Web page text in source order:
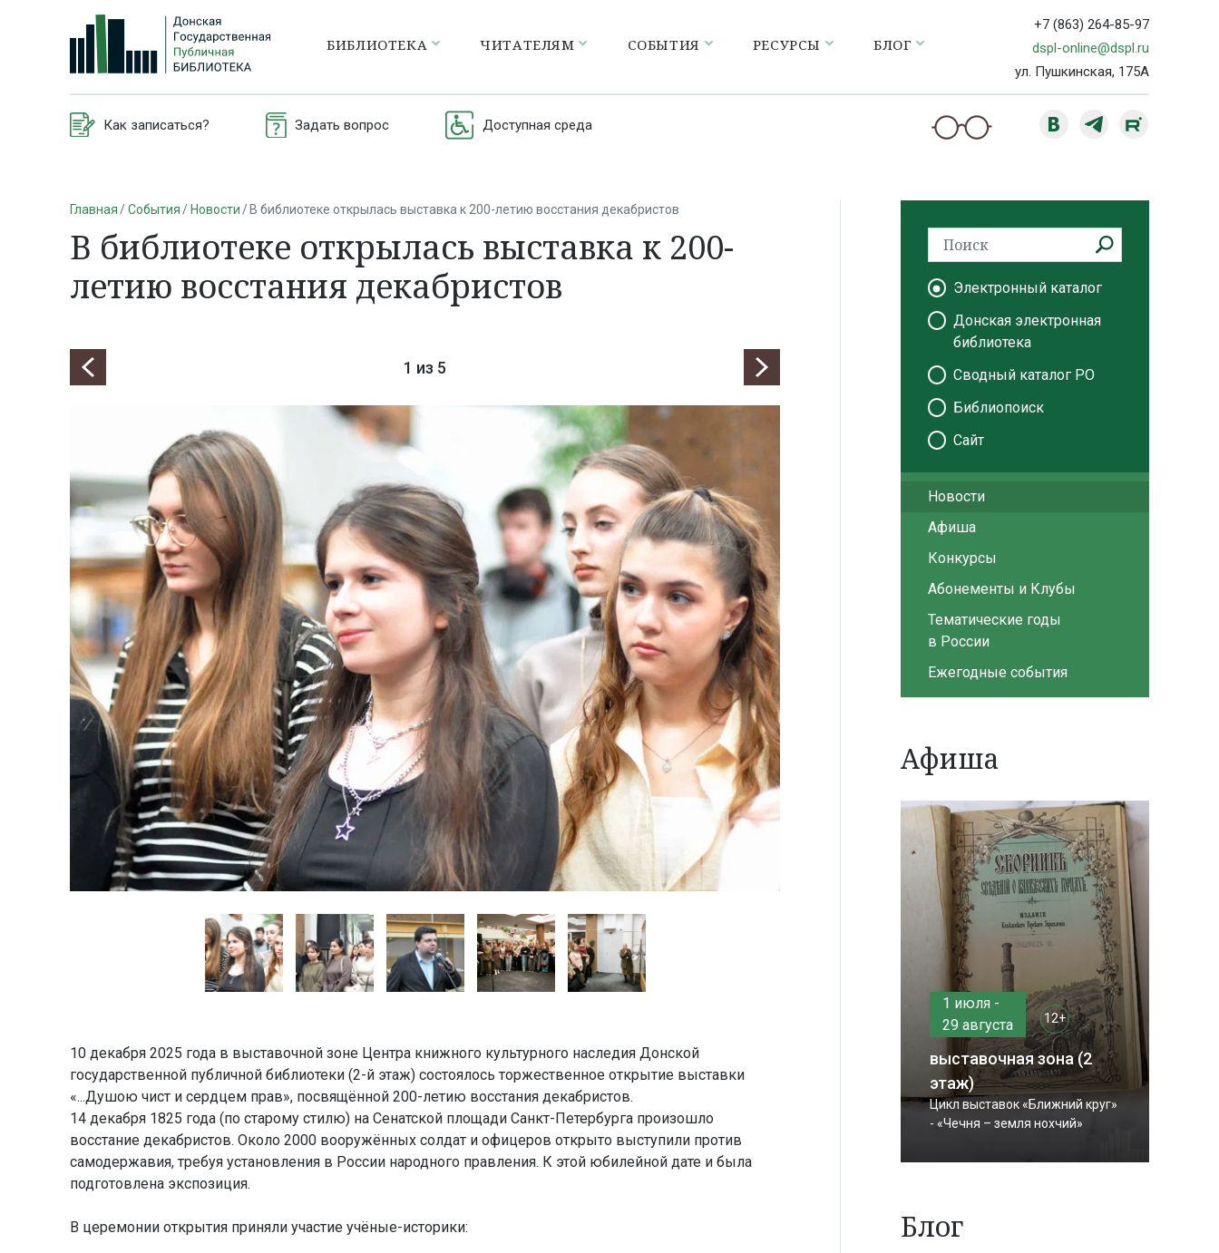
БИБЛИОТЕКА ЧИТАТЕЛЯМ СОБЫТИЯ РЕСУРСЫ БЛОГ
+7 (863) 264-85-97
dspl-online@dspl.ru
ул. Пушкинская, 175А
Как записаться? Задать вопрос Доступная среда
Главная События Новости В библиотеке открылась выставка к 200-летию восстания декабристов
В библиотеке открылась выставка к 200-
летию восстания декабристов
1 из 5
10 декабря 2025 года в выставочной зоне Центра книжного культурного наследия Донской
государственной публичной библиотеки (2-й этаж) состоялось торжественное открытие выставки
«...Душою чист и сердцем прав», посвящённой 200-летию восстания декабристов.
14 декабря 1825 года (по старому стилю) на Сенатской площади Санкт-Петербурга произошло
восстание декабристов. Около 2000 вооружённых солдат и офицеров открыто выступили против
самодержавия, требуя установления в России народного правления. К этой юбилейной дате и была
подготовлена экспозиция.
В церемонии открытия приняли участие учёные-историки:
Электронный каталог
Донская электронная
библиотека
Сводный каталог РО
Библиопоиск
Сайт
Новости
Афиша
Конкурсы
Абонементы и Клубы
Тематические годы
в России
Ежегодные события
Афиша
1 июля -
29 августа
12+
выставочная зона (2
этаж)
Цикл выставок «Ближний круг»
- «Чечня – земля нохчий»
Блог